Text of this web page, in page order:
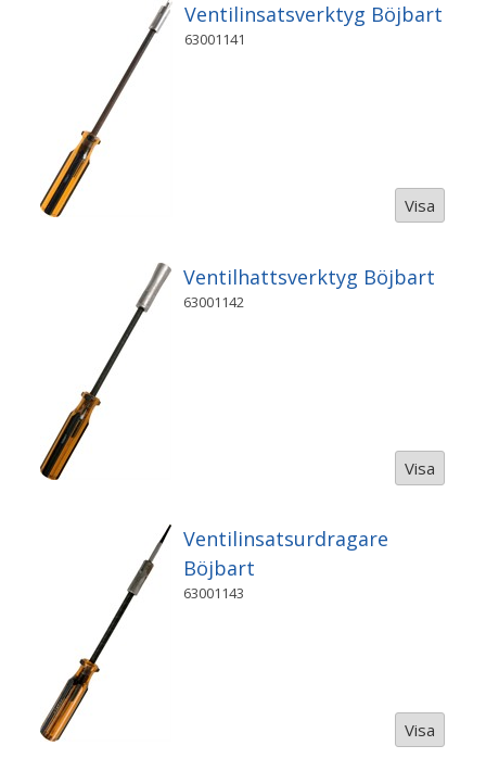
Ventilinsatsverktyg Böjbart
63001141
Visa
Ventilhattsverktyg Böjbart
63001142
Visa
Ventilinsatsurdragare
Böjbart
63001143
Visa